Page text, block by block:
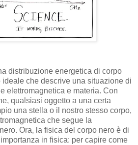
distribuzione energetica di corpo
ideale che descrive una situazione di
elettromagnetica e materia. Con
qualsiasi oggetto a una certa
una stella o il nostro stesso corpo,
che segue la
Ora, la fisica del corpo nero è di
in fisica: per capire come